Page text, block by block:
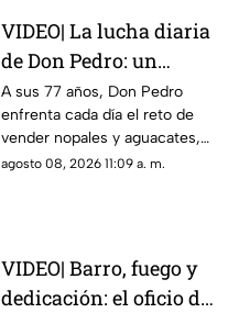
VIDEO| La lucha diaria
de Don Pedro: un
vendedor de nopales de
77 años
A sus 77 años, Don Pedro
enfrenta cada día el reto de
vender nopales y aguacates,
con dolor en las piernas y
agosto 08, 2026 11:09 a. m.
VIDEO| Barro, fuego y
dedicación: el oficio de